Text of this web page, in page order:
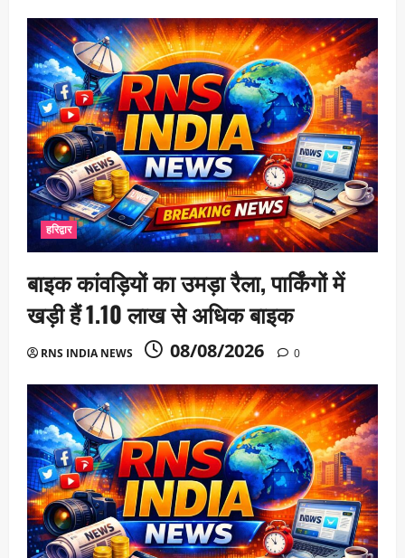
हरिद्वार
बाइक कांवड़ियों का उमड़ा रैला, पार्किंगों में
खड़ी हैं 1.10 लाख से अधिक बाइक
RNS INDIA NEWS 08/08/2026 0